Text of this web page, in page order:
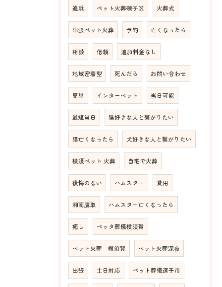
追浜 ペット火葬磯子区 火葬式
出張ペット火葬 予約 亡くなったら
相談 信頼 追加料金なし
地域密着型 死んだら お問い合わせ
簡単 インターペット 当日可能
最短当日 猫好きな人と繋がりたい
猫亡くなったら 犬好きな人と繋がりたい
横須ペット 火葬 自宅で火葬
後悔のない ハムスター 費用
湘南鷹取 ハムスター亡くなったら
癒し ペッタ葬儀横須賀
ペット火葬 横須賀 ペット火葬深夜
出張 土日対応 ペット葬儀逗子市